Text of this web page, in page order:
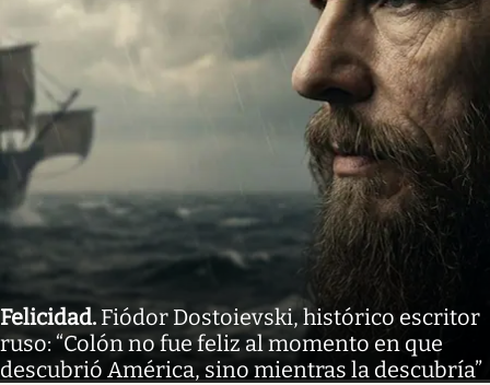
Felicidad. Fiódor Dostoievski, histórico escritor
ruso: “Colón no fue feliz al momento en que
descubrió América, sino mientras la descubría”